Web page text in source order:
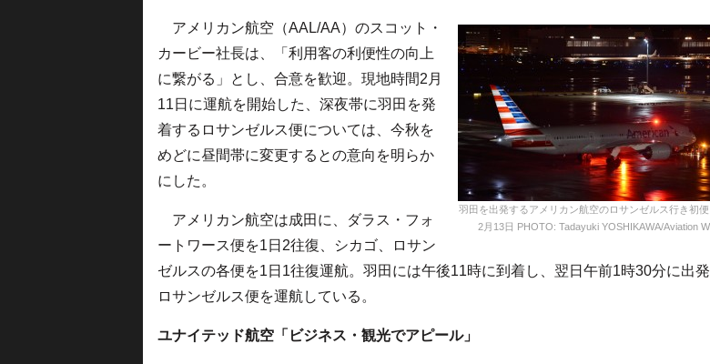
羽田を出発するアメリカン航空のロサンゼルス行き初
2月13日 PHOTO: Tadayuki YOSHIKAWA/Aviation
アメリカン航空（AAL/AA）のスコット・
カービー社長は、「利用客の利便性の向上
に繋がる」とし、合意を歓迎。現地時間2月
11日に運航を開始した、深夜帯に羽田を発
着するロサンゼルス便については、今秋を
めどに昼間帯に変更するとの意向を明らか
にした。
アメリカン航空は成田に、ダラス・フォ
ートワース便を1日2往復、シカゴ、ロサン
ゼルスの各便を1日1往復運航。羽田には午後11時に到着し、翌日午前1時30分に出
ロサンゼルス便を運航している。
ユナイテッド航空「ビジネス・観光でアピール」